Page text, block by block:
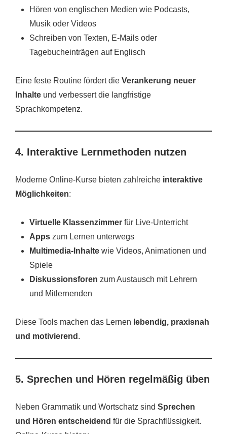
Hören von englischen Medien wie Podcasts,
Musik oder Videos
Schreiben von Texten, E-Mails oder
Tagebucheinträgen auf Englisch
Eine feste Routine fördert die Verankerung neuer
Inhalte und verbessert die langfristige
Sprachkompetenz.
4. Interaktive Lernmethoden nutzen
Moderne Online-Kurse bieten zahlreiche interaktive
Möglichkeiten:
Virtuelle Klassenzimmer für Live-Unterricht
Apps zum Lernen unterwegs
Multimedia-Inhalte wie Videos, Animationen und
Spiele
Diskussionsforen zum Austausch mit Lehrern
und Mitlernenden
Diese Tools machen das Lernen lebendig, praxisnah
und motivierend .
5. Sprechen und Hören regelmäßig üben
Neben Grammatik und Wortschatz sind Sprechen
und Hören entscheidend für die Sprachflüssigkeit.